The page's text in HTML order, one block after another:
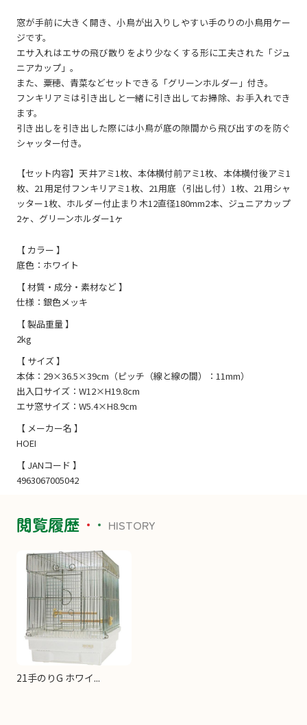
窓が手前に大きく開き、小鳥が出入りしやすい手のりの小鳥用ケー
ジです。
エサ入れはエサの飛び散りをより少なくする形に工夫された「ジュ
ニアカップ」。
また、粟穂、青菜などセットできる「グリーンホルダー」付き。
フンキリアミは引き出しと一緒に引き出してお掃除、お手入れでき
ます。
引き出しを引き出した際には小鳥が底の隙間から飛び出すのを防ぐ
シャッター付き。
【セット内容】天井アミ1枚、本体横付前アミ1枚、本体横付後アミ1
枚、21用足付フンキリアミ1枚、21用底（引出し付）1枚、21用シャ
ッター1枚、ホルダー付止まり木12直径180mm2本、ジュニアカップ
2ヶ、グリーンホルダー1ヶ
【 カラー 】
底色：ホワイト
【 材質・成分・素材など 】
仕様：銀色メッキ
【 製品重量 】
2kg
【 サイズ 】
本体：29×36.5×39cm（ピッチ（線と線の間）：11mm）
出入口サイズ：W12×H19.8cm
エサ窓サイズ：W5.4×H8.9cm
【 メーカー名 】
HOEI
【 JANコード 】
4963067005042
閲覧履歴 HISTORY
21手のりG ホワイ...